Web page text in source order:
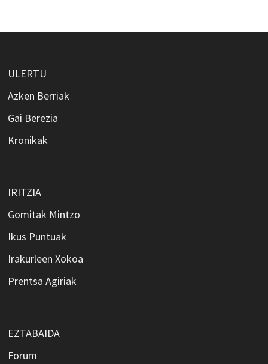
ULERTU
Azken Berriak
Gai Berezia
Kronikak
IRITZIA
Gomitak Mintzo
Ikus Puntuak
Irakurleen Xokoa
Prentsa Agiriak
EZTABAIDA
Forum